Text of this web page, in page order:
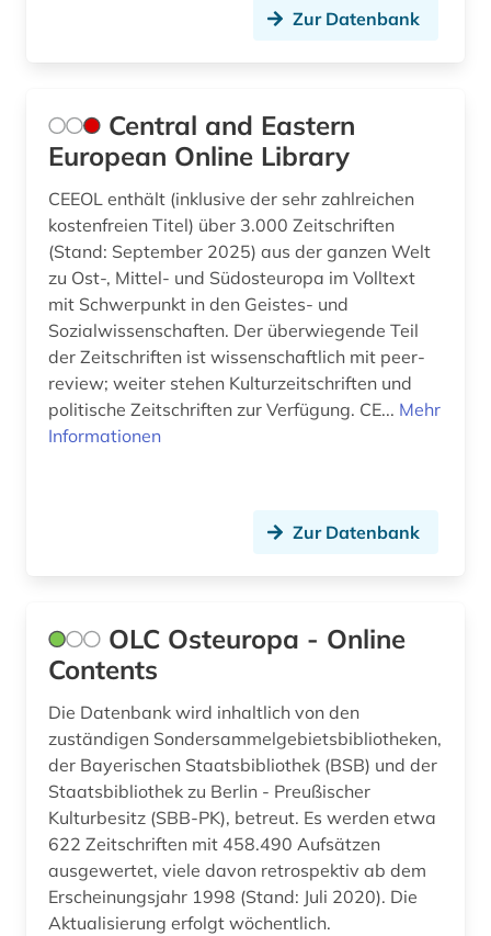
Zur Datenbank
Central and Eastern
European Online Library
CEEOL enthält (inklusive der sehr zahlreichen
kostenfreien Titel) über 3.000 Zeitschriften
(Stand: September 2025) aus der ganzen Welt
zu Ost-, Mittel- und Südosteuropa im Volltext
mit Schwerpunkt in den Geistes- und
Sozialwissenschaften. Der überwiegende Teil
der Zeitschriften ist wissenschaftlich mit peer-
review; weiter stehen Kulturzeitschriften und
politische Zeitschriften zur Verfügung. CE... Mehr
Informationen
Zur Datenbank
OLC Osteuropa - Online
Contents
Die Datenbank wird inhaltlich von den
zuständigen Sondersammelgebietsbibliotheken,
der Bayerischen Staatsbibliothek (BSB) und der
Staatsbibliothek zu Berlin - Preußischer
Kulturbesitz (SBB-PK), betreut. Es werden etwa
622 Zeitschriften mit 458.490 Aufsätzen
ausgewertet, viele davon retrospektiv ab dem
Erscheinungsjahr 1998 (Stand: Juli 2020). Die
Aktualisierung erfolgt wöchentlich.